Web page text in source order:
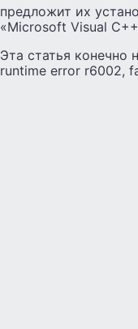
предложит их
«Microsoft Visual
Эта статья конечно
runtime error r6002,